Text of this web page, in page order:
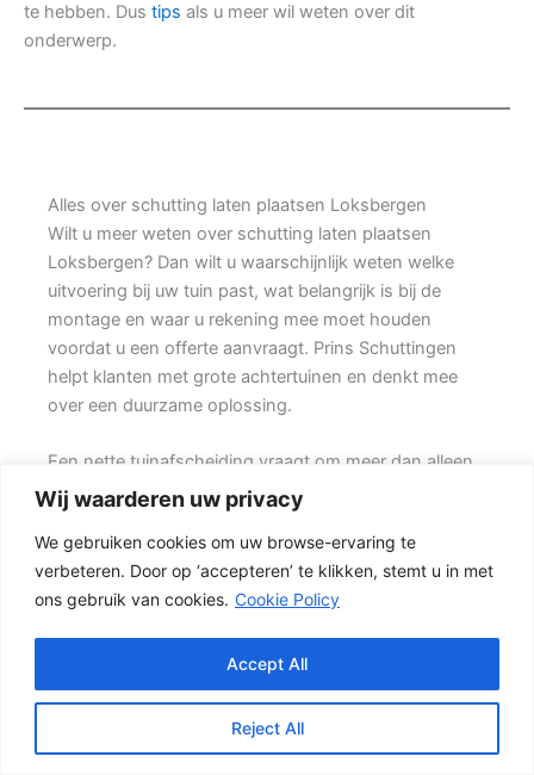
Wij waarderen uw privacy
We gebruiken cookies om uw browse-ervaring te
verbeteren. Door op ‘accepteren’ te klikken, stemt u in met
ons gebruik van cookies. Cookie Policy
Reject All
Accept All
te hebben. Dus tips als u meer wil weten over dit
onderwerp.
Alles over schutting laten plaatsen Loksbergen
Wilt u meer weten over schutting laten plaatsen
Loksbergen? Dan wilt u waarschijnlijk weten welke
uitvoering bij uw tuin past, wat belangrijk is bij de
montage en waar u rekening mee moet houden
voordat u een offerte aanvraagt. Prins Schuttingen
helpt klanten met grote achtertuinen en denkt mee
over een duurzame oplossing.
Een nette tuinafscheiding vraagt om meer dan alleen
een paar schermen en palen. Wilt u zo min mogelijk
onderhoud, dan is een betonschutting of hout-beton
combinatie vaak een slimme keuze. Ook de
ondergrond, de lengte van de schutting en de
aanwezigheid van poorten of hoeken hebben invloed
op de beste oplossing.
Schutting kiezen op basis van uitstraling en gebruik
In veel tuinen wordt gekozen voor een combinatie